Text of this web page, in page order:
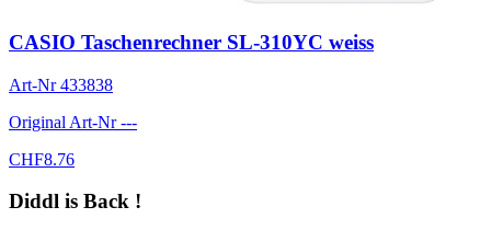
CASIO Taschenrechner SL-310YC weiss
Art-Nr433838
Original Art-Nr---
CHF8.76
Diddl is Back !